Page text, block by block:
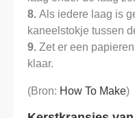
8. Als iedere laag is
kaneelstokje tussen
9. Zet er een
klaar.
(Bron: How To Make)